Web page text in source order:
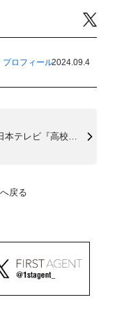
プロフィール2024.09.4
本テレビ『高校生クイズ2024』9/1...
戻る